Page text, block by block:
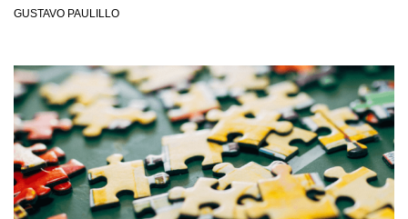
GUSTAVO PAULILLO